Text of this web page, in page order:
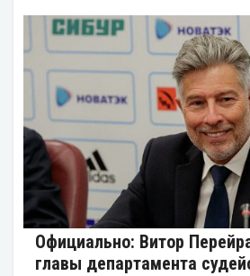
Официально: Витор
главы департамента